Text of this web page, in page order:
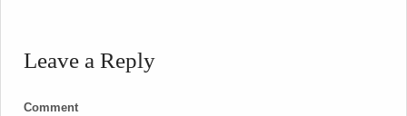
Leave a Reply
Comment